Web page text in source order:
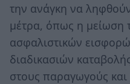
την ανάγκη να
μέτρα, όπως η μείωση
ασφαλιστικών
διαδικασιών
στους παραγωγούς